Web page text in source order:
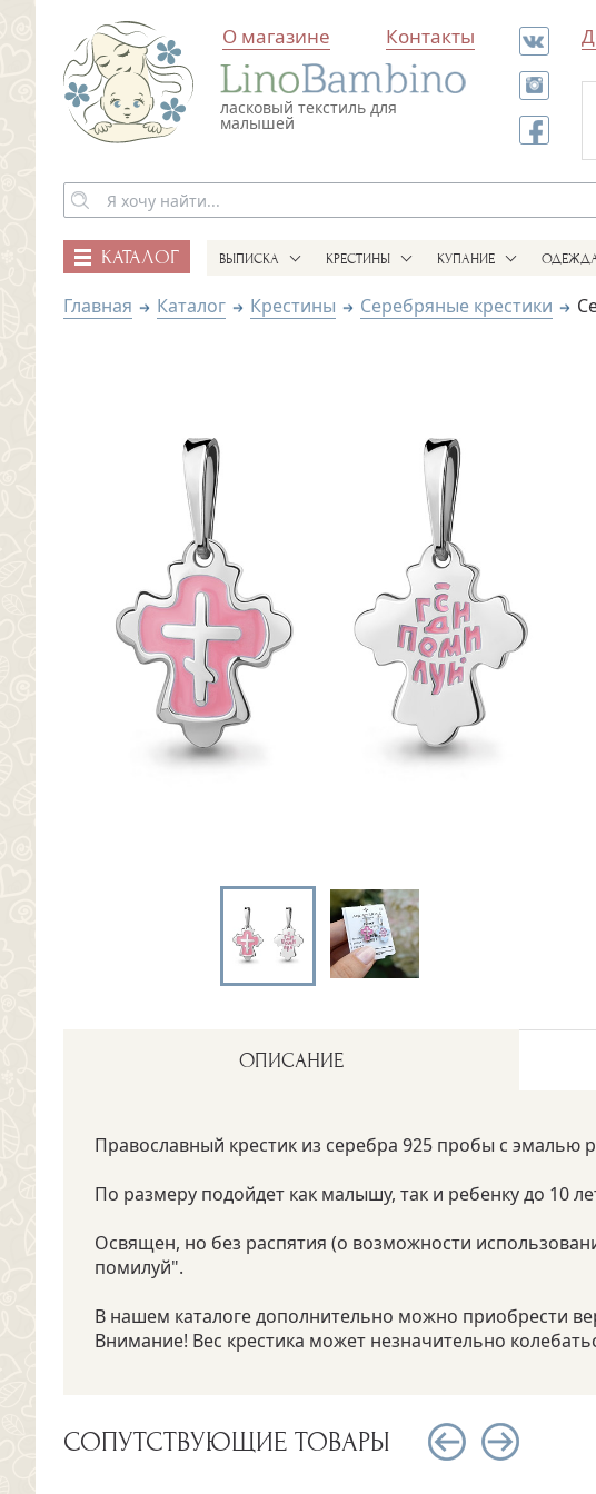
ласковый текстиль для
малышей
О магазине Контакты
КАТАЛОГ ВЫПИСКА КРЕСТИНЫ КУПАНИЕ ОДЕЖДА
Главная Каталог Крестины Серебряные крестики
ОПИСАНИЕ
Православный крестик из серебра 925 пробы с эмалью
По размеру подойдет как малышу, так и ребенку до 10
Освящен, но без распятия (о возможности
помилуй".
В нашем каталоге дополнительно можно приобрести
Внимание! Вес крестика может незначительно
СОПУТСТВУЮЩИЕ ТОВАРЫ